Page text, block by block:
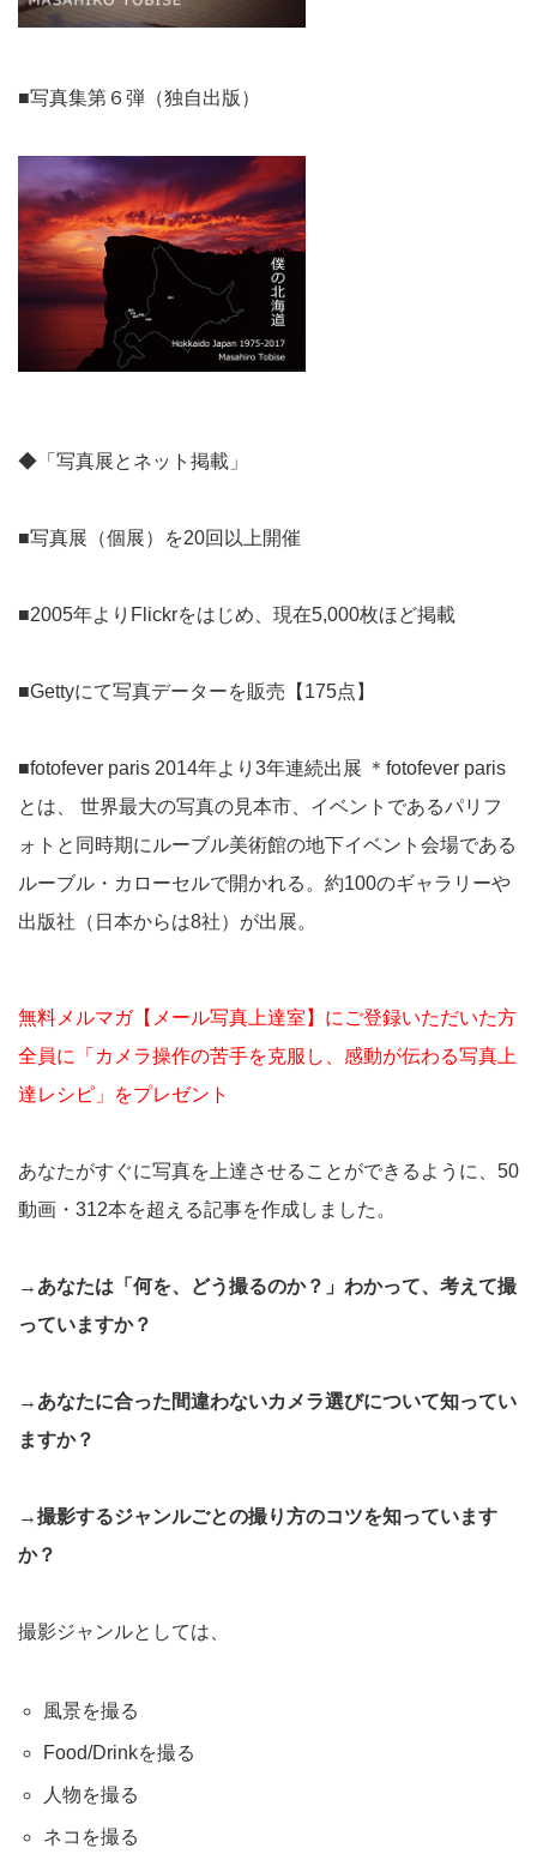
■写真集第６弾（独自出版）
◆「写真展とネット掲載」
■写真展（個展）を20回以上開催
■2005年よりFlickrをはじめ、現在5,000枚ほど掲載
■Gettyにて写真データーを販売【175点】
■fotofever paris 2014年より3年連続出展 ＊fotofever paris
とは、 世界最大の写真の見本市、イベントであるパリフ
ォトと同時期にルーブル美術館の地下イベント会場である
ルーブル・カローセルで開かれる。約100のギャラリーや
出版社（日本からは8社）が出展。
無料メルマガ【メール写真上達室】にご登録いただいた方
全員に「カメラ操作の苦手を克服し、感動が伝わる写真上
達レシピ」をプレゼント
あなたがすぐに写真を上達させることができるように、50
動画・312本を超える記事を作成しました。
→あなたは「何を、どう撮るのか？」わかって、考えて撮
っていますか？
→あなたに合った間違わないカメラ選びについて知ってい
ますか？
→撮影するジャンルごとの撮り方のコツを知っています
か？
撮影ジャンルとしては、
風景を撮る
Food/Drinkを撮る
人物を撮る
ネコを撮る